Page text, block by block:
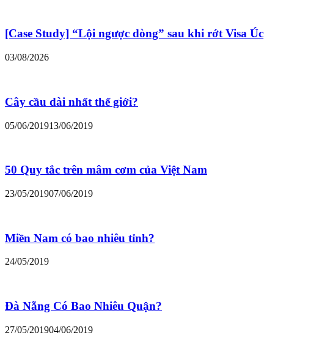
[Case Study] “Lội ngược dòng” sau khi rớt Visa Úc
03/08/2026
Cây cầu dài nhất thế giới?
05/06/201913/06/2019
50 Quy tắc trên mâm cơm của Việt Nam
23/05/201907/06/2019
Miền Nam có bao nhiêu tỉnh?
24/05/2019
Đà Nẵng Có Bao Nhiêu Quận?
27/05/201904/06/2019